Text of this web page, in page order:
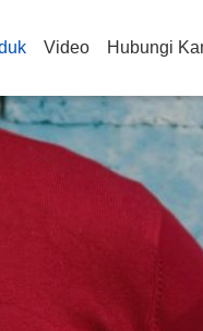
Video Hubungi